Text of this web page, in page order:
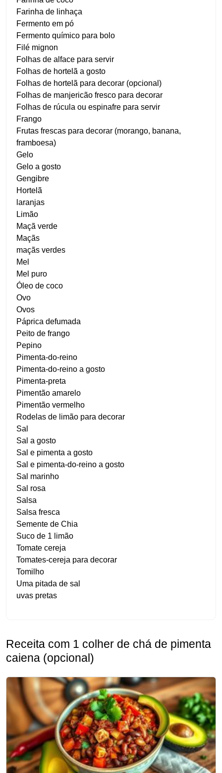
Farinha de linhaça
Fermento em pó
Fermento químico para bolo
Filé mignon
Folhas de alface para servir
Folhas de hortelã a gosto
Folhas de hortelã para decorar (opcional)
Folhas de manjericão fresco para decorar
Folhas de rúcula ou espinafre para servir
Frango
Frutas frescas para decorar (morango, banana,
framboesa)
Gelo
Gelo a gosto
Gengibre
Hortelã
laranjas
Limão
Maçã verde
Maçãs
maçãs verdes
Mel
Mel puro
Óleo de coco
Ovo
Ovos
Páprica defumada
Peito de frango
Pepino
Pimenta-do-reino
Pimenta-do-reino a gosto
Pimenta-preta
Pimentão amarelo
Pimentão vermelho
Rodelas de limão para decorar
Sal
Sal a gosto
Sal e pimenta a gosto
Sal e pimenta-do-reino a gosto
Sal marinho
Sal rosa
Salsa
Salsa fresca
Semente de Chia
Suco de 1 limão
Tomate cereja
Tomates-cereja para decorar
Tomilho
Uma pitada de sal
uvas pretas
Receita com 1 colher de chá de pimenta
caiena (opcional)